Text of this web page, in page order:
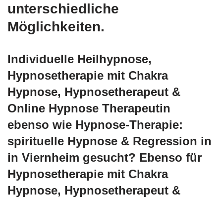
unterschiedliche
Möglichkeiten.
Individuelle Heilhypnose,
Hypnosetherapie mit Chakra
Hypnose, Hypnosetherapeut &
Online Hypnose Therapeutin
ebenso wie Hypnose-Therapie:
spirituelle Hypnose & Regression in
in Viernheim gesucht? Ebenso für
Hypnosetherapie mit Chakra
Hypnose, Hypnosetherapeut &